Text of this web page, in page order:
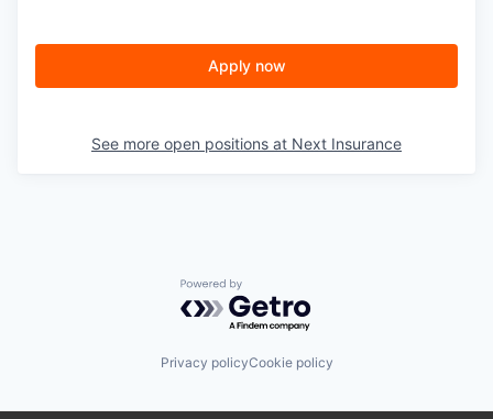
Apply now
See more open positions at Next Insurance
Powered by Getro.com
Privacy policyCookie policy